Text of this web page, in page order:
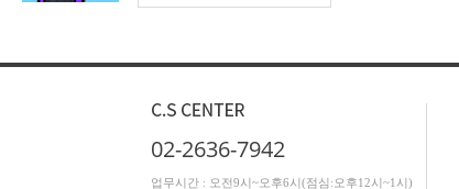
02-2636-7942
업무시간 : 오전9시~오후6시(점심:오후12시~1시)